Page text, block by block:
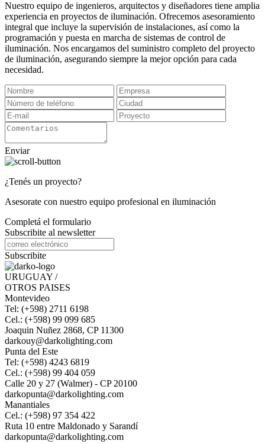
Nuestro equipo de ingenieros, arquitectos y diseñadores tiene amplia
experiencia en proyectos de iluminación. Ofrecemos asesoramiento
integral que incluye la supervisión de instalaciones, así como la
programación y puesta en marcha de sistemas de control de
iluminación. Nos encargamos del suministro completo del proyecto
de iluminación, asegurando siempre la mejor opción para cada
necesidad.
Enviar
¿Tenés un proyecto?
Asesorate con nuestro equipo profesional en iluminación
Completá el formulario
Subscribite al newsletter
Subscribite
URUGUAY /
OTROS PAISES
Montevideo
Tel: (+598) 2711 6198
Cel.: (+598) 99 099 685
Joaquin Nuñez 2868, CP 11300
darkouy@darkolighting.com
Punta del Este
Tel: (+598) 4243 6819
Cel.: (+598) 99 404 059
Calle 20 y 27 (Walmer) - CP 20100
darkopunta@darkolighting.com
Manantiales
Cel.: (+598) 97 354 422
Ruta 10 entre Maldonado y Sarandí
darkopunta@darkolighting.com